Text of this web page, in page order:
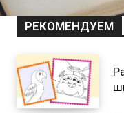
РЕКОМЕНДУЕМ